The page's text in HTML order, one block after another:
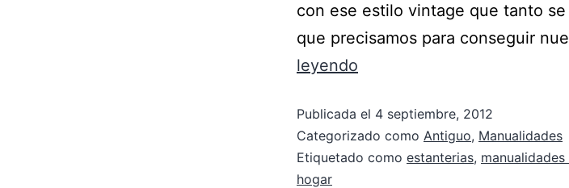
con ese estilo vintage que tanto
que precisamos para conseguir
leyendo
Publicada el 4 septiembre, 2012
Categorizado como Antiguo, Manualidades
Etiquetado como estanterias,
hogar